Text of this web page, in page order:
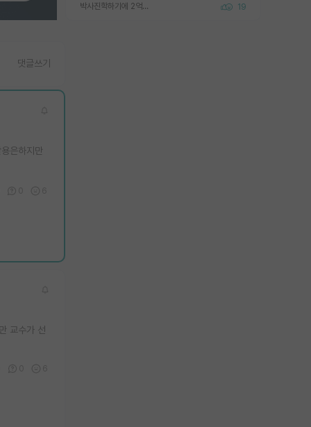
박사진학하기에 2억은 괜찮은 (?) 정도의 경제력인가요 19
댓글쓰기
은하지만
교수가 선